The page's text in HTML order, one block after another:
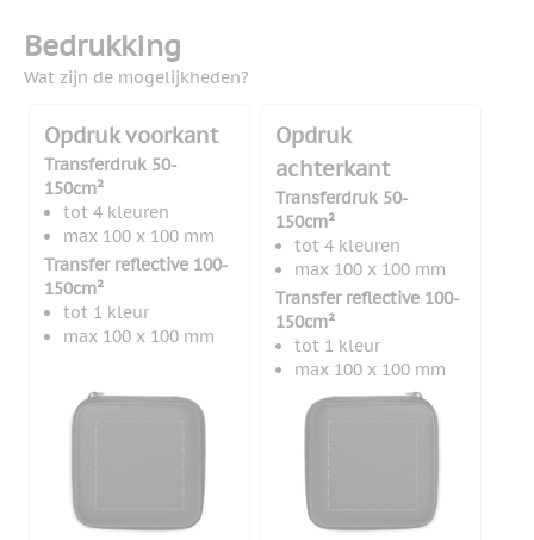
Bedrukking
Wat zijn de mogelijkheden?
Opdruk voorkant
Transferdruk 50-
150cm²
tot 4 kleuren
max 100 x 100 mm
Transfer reflective 100-
150cm²
tot 1 kleur
max 100 x 100 mm
Opdruk
achterkant
Transferdruk 50-
150cm²
tot 4 kleuren
max 100 x 100 mm
Transfer reflective 100-
150cm²
tot 1 kleur
max 100 x 100 mm